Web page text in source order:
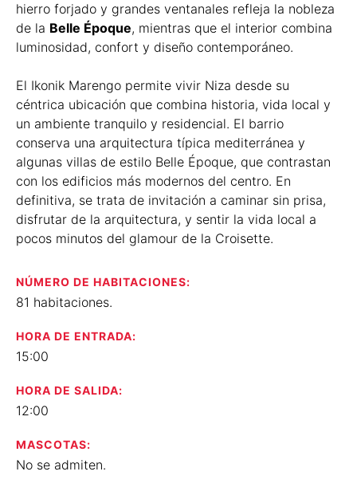
hierro forjado y grandes ventanales refleja la nobleza
de la Belle Époque, mientras que el interior combina
luminosidad, confort y diseño contemporáneo.
El Ikonik Marengo permite vivir Niza desde su
céntrica ubicación que combina historia, vida local y
un ambiente tranquilo y residencial. El barrio
conserva una arquitectura típica mediterránea y
algunas villas de estilo Belle Époque, que contrastan
con los edificios más modernos del centro. En
definitiva, se trata de invitación a caminar sin prisa,
disfrutar de la arquitectura, y sentir la vida local a
pocos minutos del glamour de la Croisette.
NÚMERO DE HABITACIONES:
81 habitaciones.
HORA DE ENTRADA:
15:00
HORA DE SALIDA:
12:00
MASCOTAS:
No se admiten.